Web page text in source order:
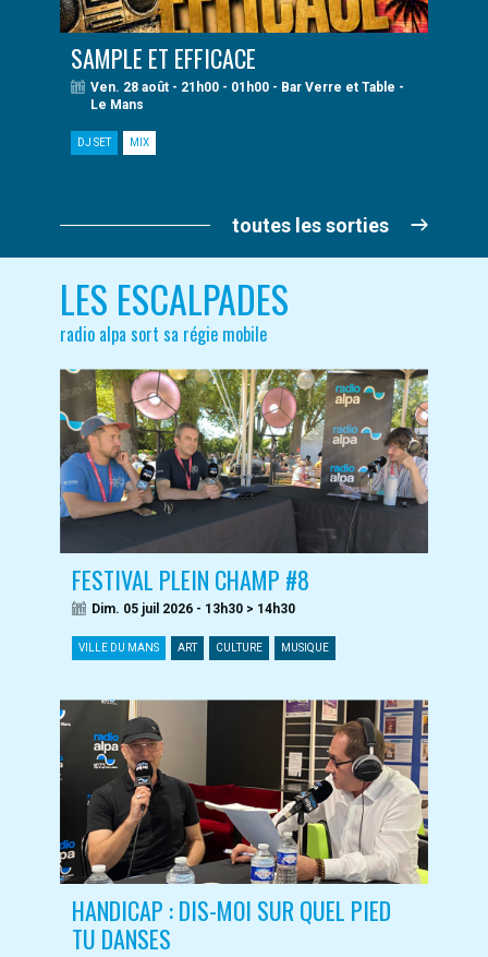
SAMPLE ET EFFICACE
Ven. 28 août - 21h00 - 01h00 - Bar Verre et Table -
Le Mans
DJ SET MIX
toutes les sorties
LES ESCALPADES
radio alpa sort sa régie mobile
FESTIVAL PLEIN CHAMP #8
Dim. 05 juil 2026 - 13h30 > 14h30
VILLE DU MANS ART CULTURE MUSIQUE
HANDICAP : DIS-MOI SUR QUEL PIED
TU DANSES